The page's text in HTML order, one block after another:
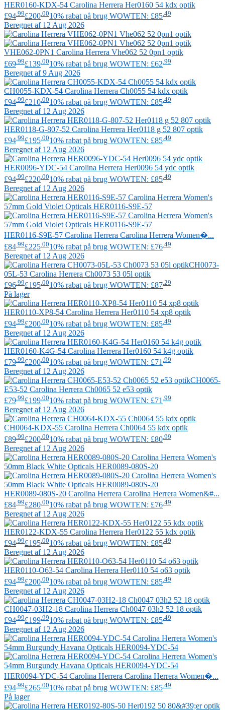
HER0160-KDX-54 Carolina Herrera Her0160 54 kdx optik
£94.99£200.0010% rabat på brug WOWTEN: £85.49
Beregnet af 12 Aug 2026
VHE062-0PN1 Carolina Herrera Vhe062 52 0pn1 optik
£69 .99£139 .0010% rabat på brug WOWTEN: £62 .99
Beregnet af 9 Aug 2026
CH0055-KDX-54 Carolina Herrera Ch0055 54 kdx optik
£94 .99£210 .0010% rabat på brug WOWTEN: £85 .49
Beregnet af 12 Aug 2026
HER0118-G-807-52 Carolina Herrera Her0118 g 52 807 optik
£94.99£195.0010% rabat på brug WOWTEN: £85.49
Beregnet af 12 Aug 2026
HER0096-YDC-54 Carolina Herrera Her0096 54 ydc optik
£94 .99£220 .0010% rabat på brug WOWTEN: £85 .49
Beregnet af 12 Aug 2026
HER0116-S9E-57 Carolina Herrera Carolina Herrera Women�...
£84 .99£225 .0010% rabat på brug WOWTEN: £76 .49
Beregnet af 12 Aug 2026
CH0073-
05L-53 Carolina Herrera Ch0073 53 05l optik
£96.99£195.0010% rabat på brug WOWTEN: £87.29
På lager
HER0110-XP8-54 Carolina Herrera Her0110 54 xp8 optik
£94 .99£200 .0010% rabat på brug WOWTEN: £85 .49
Beregnet af 12 Aug 2026
HER0160-K4G-54 Carolina Herrera Her0160 54 k4g optik
£79 .99£200 .0010% rabat på brug WOWTEN: £71 .99
Beregnet af 12 Aug 2026
CH0065-
E53-52 Carolina Herrera Ch0065 52 e53 optik
£79.99£199.0010% rabat på brug WOWTEN: £71.99
Beregnet af 12 Aug 2026
CH0064-KDX-55 Carolina Herrera Ch0064 55 kdx optik
£89 .99£200 .0010% rabat på brug WOWTEN: £80 .99
Beregnet af 12 Aug 2026
HER0089-080S-20 Carolina Herrera Carolina Herrera Women&#...
£84 .99£280 .0010% rabat på brug WOWTEN: £76 .49
Beregnet af 12 Aug 2026
HER0122-KDX-55 Carolina Herrera Her0122 55 kdx optik
£94.99£195.0010% rabat på brug WOWTEN: £85.49
Beregnet af 12 Aug 2026
HER0110-O63-54 Carolina Herrera Her0110 54 o63 optik
£94 .99£200 .0010% rabat på brug WOWTEN: £85 .49
Beregnet af 12 Aug 2026
CH0047-03H2-18 Carolina Herrera Ch0047 03h2 52 18 optik
£94 .99£199 .9910% rabat på brug WOWTEN: £85 .49
Beregnet af 12 Aug 2026
HER0094-YDC-54 Carolina Herrera Carolina Herrera Women�...
£94.99£265.0010% rabat på brug WOWTEN: £85.49
På lager